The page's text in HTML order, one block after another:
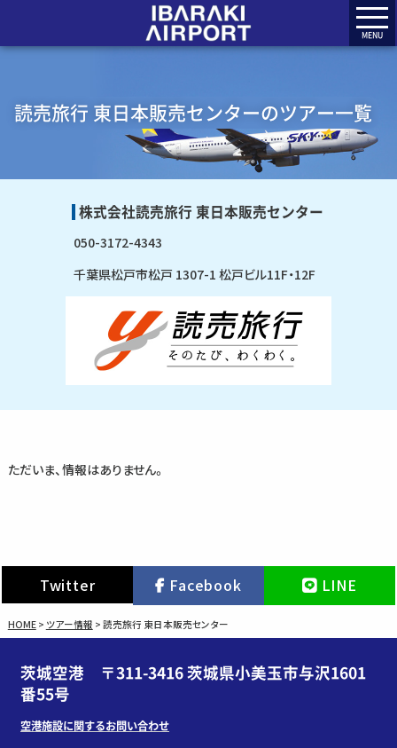
MENU
読売旅行 東日本販売センターのツアー一覧
株式会社読売旅行 東日本販売センター
050-3172-4343
千葉県松戸市松戸 1307-1 松戸ビル11F・12F
ただいま、情報はありません。
Twitter Facebook LINE
HOME> ツアー情報 > 読売旅行 東日本販売センター
茨城空港 〒311-3416 茨城県小美玉市与沢1601
番55号
空港施設に関するお問い合わせ